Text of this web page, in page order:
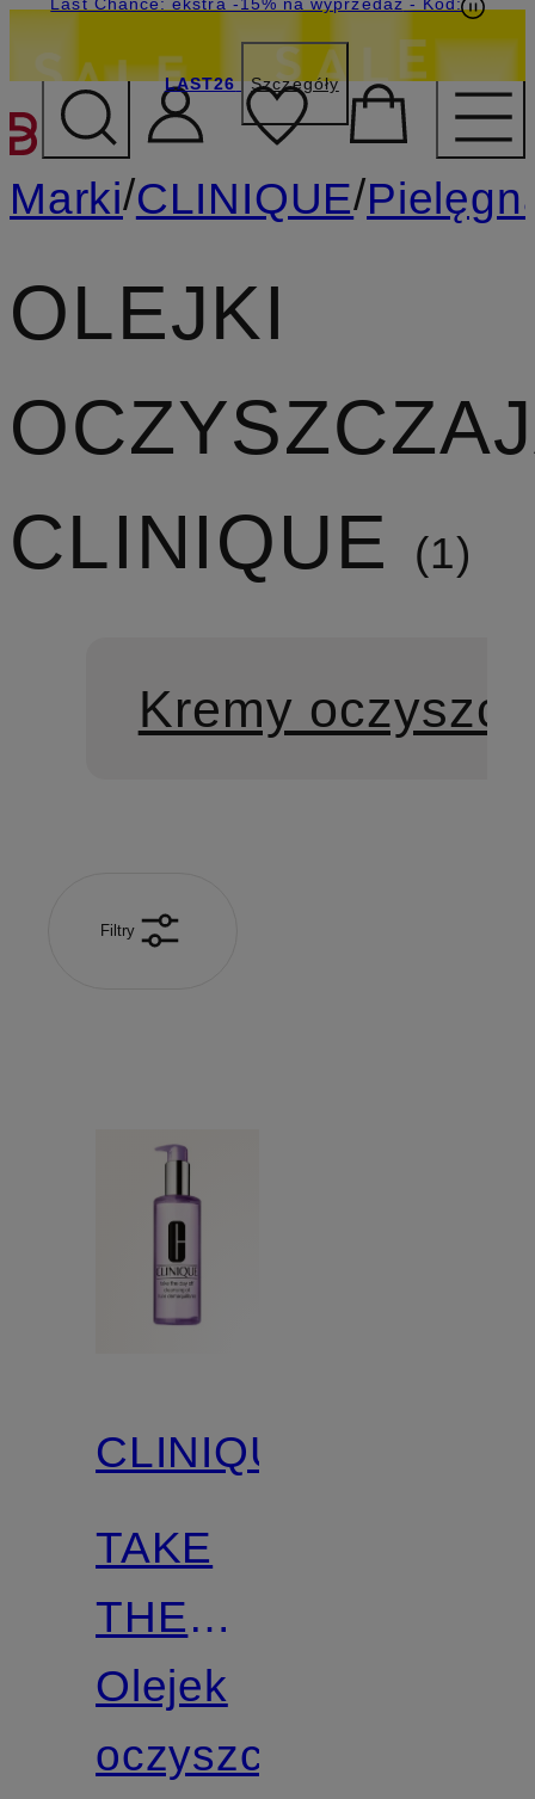
PRZEJDŹ DO GŁÓWNEJ
LAST26 Szczegóły
Marki/CLINIQUE/
OLEJKI
CLINIQUE
1
Kremy
Filtry
CLINIQUE
TAKE
THE
DAY
OFF
Olejek
oczyszczający